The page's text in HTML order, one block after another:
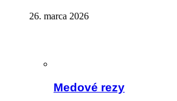
26. marca 2026
Medové rezy